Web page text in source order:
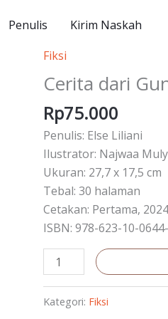
Penulis Kirim Naskah
Fiksi
Cerita dari
Rp75.000
Penulis: Else Liliani
Ilustrator: Najwaa
Ukuran: 27,7 x 17,5 cm
Tebal: 30 halaman
Cetakan: Pertama, 2024
ISBN: 978-623-10-
Kuantitas
Cerita
dari
Gunung
Kategori: Fiksi